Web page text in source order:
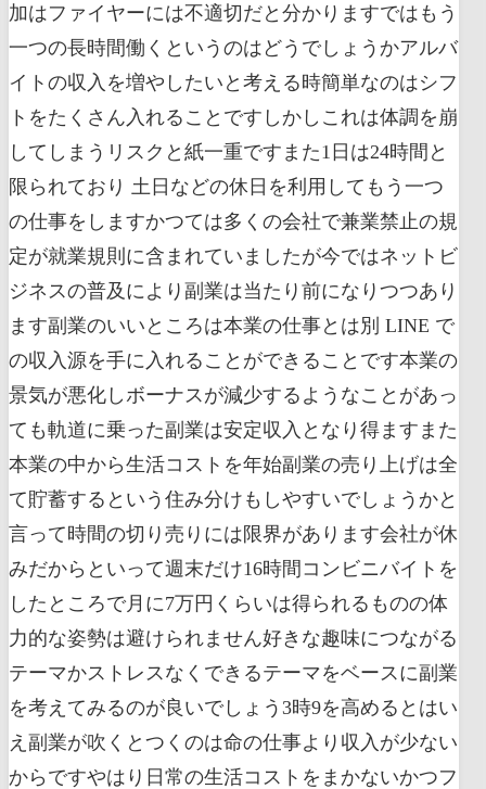
加はファイヤーには不適切だと分かりますではもう
一つの長時間働くというのはどうでしょうかアルバ
イトの収入を増やしたいと考える時簡単なのはシフ
トをたくさん入れることですしかしこれは体調を崩
してしまうリスクと紙一重ですまた1日は24時間と
限られており 土日などの休日を利用してもう一つ
の仕事をしますかつては多くの会社で兼業禁止の規
定が就業規則に含まれていましたが今ではネットビ
ジネスの普及により副業は当たり前になりつつあり
ます副業のいいところは本業の仕事とは別 LINE で
の収入源を手に入れることができることです本業の
景気が悪化しボーナスが減少するようなことがあっ
ても軌道に乗った副業は安定収入となり得ますまた
本業の中から生活コストを年始副業の売り上げは全
て貯蓄するという住み分けもしやすいでしょうかと
言って時間の切り売りには限界があります会社が休
みだからといって週末だけ16時間コンビニバイトを
したところで月に7万円くらいは得られるものの体
力的な姿勢は避けられません好きな趣味につながる
テーマかストレスなくできるテーマをベースに副業
を考えてみるのが良いでしょう3時9を高めるとはい
え副業が吹くとつくのは命の仕事より収入が少ない
からですやはり日常の生活コストをまかないかつフ